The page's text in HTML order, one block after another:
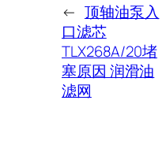
← 顶轴油泵入
口滤芯
TLX268A/20堵
塞原因 润滑油
滤网